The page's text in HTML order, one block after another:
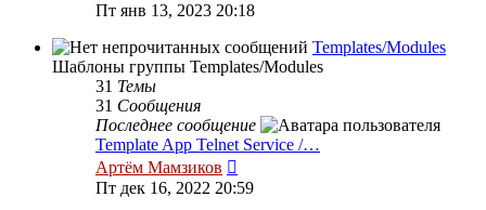
к
сообщению
Пт янв 13, 2023 20:18
Templates/Modules
Шаблоны группы Templates/Modules
31 Темы
31 Сообщения
Последнее сообщение
Template App Telnet Service /…
Артём Мамзиков
к
Пт дек 16, 2022 20:59